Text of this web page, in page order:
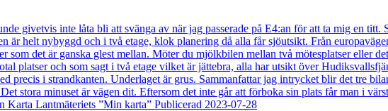
givetvis inte låta bli att svänga av när jag passerade på E4:an för att ta mig en titt.
helt nybyggd och i två etage, klok planering då alla får sjöutsikt. Från
som det är ganska glest mellan. Möter du mjölkbilen mellan två mötesplatser eller
platser och som sagt i två etage vilket är jättebra, alla har utsikt över
precis i strandkanten. Underlaget är grus. Sammanfattar jag intrycket blir det tre
stora minuset är vägen dit. Eftersom det inte går att förboka sin plats får man i
Lantmäteriets ”Min karta” Publicerad 2023-07-28